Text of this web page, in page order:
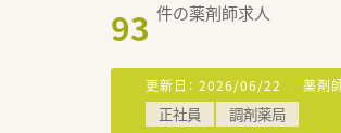
93 件の薬剤師求人
更新日： 2026/06/22 薬剤
正社員 調剤薬局